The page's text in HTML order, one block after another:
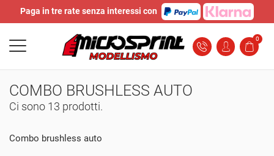
Paga in tre rate senza interessi con
0
COMBO BRUSHLESS AUTO
Ci sono 13 prodotti.
Combo brushless auto